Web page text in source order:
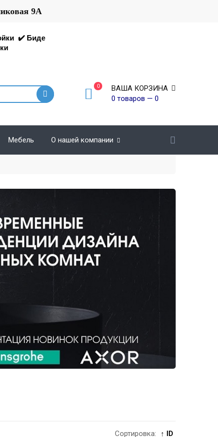
9А
✔️ Биде
0
ВАША КОРЗИНА
0 товаров — 0
Мебель О нашей компании
Сортировка: ↑ ID